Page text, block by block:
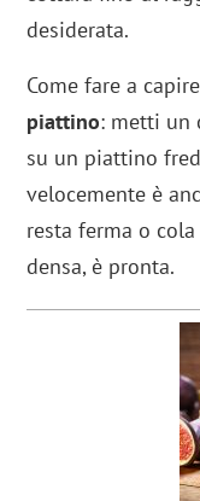
desiderata.
Come fare a
piattino: metti un
su un piattino
velocemente è
resta ferma o
densa, è pronta.